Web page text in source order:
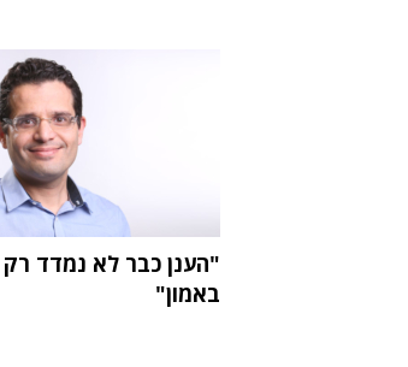
"הענן כבר לא נמדד רק
באמון"